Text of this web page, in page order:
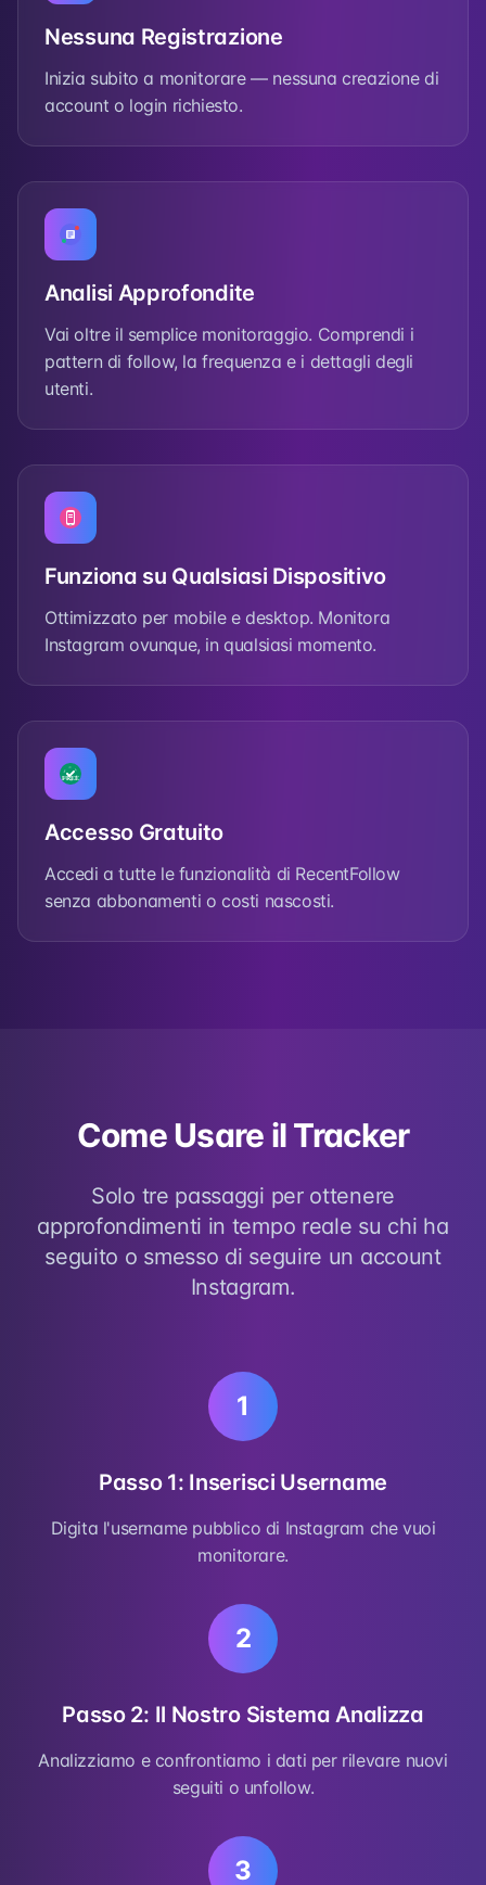
Nessuna Registrazione
Inizia subito a monitorare — nessuna creazione di
account o login richiesto.
Analisi Approfondite
Vai oltre il semplice monitoraggio. Comprendi i
pattern di follow, la frequenza e i dettagli degli
utenti.
Funziona su Qualsiasi Dispositivo
Ottimizzato per mobile e desktop. Monitora
Instagram ovunque, in qualsiasi momento.
Accesso Gratuito
Accedi a tutte le funzionalità di RecentFollow
senza abbonamenti o costi nascosti.
Come Usare il Tracker
Solo tre passaggi per ottenere
approfondimenti in tempo reale su chi ha
seguito o smesso di seguire un account
Instagram.
1
Passo 1: Inserisci Username
Digita l'username pubblico di Instagram che vuoi
monitorare.
2
Passo 2: Il Nostro Sistema Analizza
Analizziamo e confrontiamo i dati per rilevare nuovi
seguiti o unfollow.
3